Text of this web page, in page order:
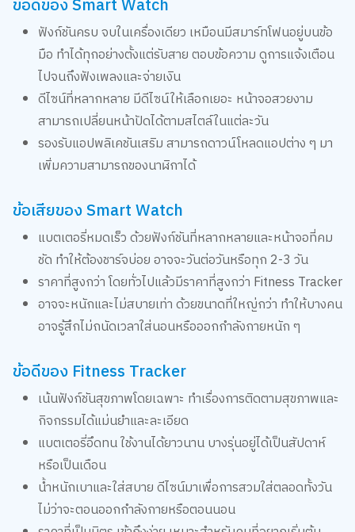
ฟังก์ชันครบ จบในเครื่องเดียว เหมือนมีสมาร์ทโฟนอยู่บนข้อ
มือ ทำได้ทุกอย่างตั้งแต่รับสาย ตอบข้อความ ดูการแจ้งเตือน
ไปจนถึงฟังเพลงและจ่ายเงิน
ดีไซน์ที่หลากหลาย มีดีไซน์ให้เลือกเยอะ หน้าจอสวยงาม
สามารถเปลี่ยนหน้าปัดได้ตามสไตล์ในแต่ละวัน
รองรับแอปพลิเคชันเสริม สามารถดาวน์โหลดแอปต่าง ๆ มา
เพิ่มความสามารถของนาฬิกาได้
แบตเตอรี่หมดเร็ว ด้วยฟังก์ชันที่หลากหลายและหน้าจอที่คม
ชัด ทำให้ต้องชาร์จบ่อย อาจจะวันต่อวันหรือทุก 2-3 วัน
ราคาที่สูงกว่า โดยทั่วไปแล้วมีราคาที่สูงกว่า Fitness Tracker
อาจจะหนักและไม่สบายเท่า ด้วยขนาดที่ใหญ่กว่า ทำให้บางคน
อาจรู้สึกไม่ถนัดเวลาใส่นอนหรือออกกำลังกายหนัก ๆ
เน้นฟังก์ชันสุขภาพโดยเฉพาะ ทำเรื่องการติดตามสุขภาพและ
กิจกรรมได้แม่นยำและละเอียด
แบตเตอรี่อึดทน ใช้งานได้ยาวนาน บางรุ่นอยู่ได้เป็นสัปดาห์
หรือเป็นเดือน
น้ำหนักเบาและใส่สบาย ดีไซน์มาเพื่อการสวมใส่ตลอดทั้งวัน
ไม่ว่าจะตอนออกกำลังกายหรือตอนนอน
ราคาที่เป็นมิตร เข้าถึงง่าย เหมาะสำหรับคนที่อยากเริ่มต้น